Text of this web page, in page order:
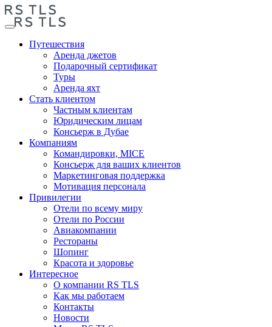
Путешествия
Аренда джетов
Подарочный сертификат
Туры
Аренда яхт
Стать клиентом
Частным клиентам
Юридическим лицам
Консьерж в Дубае
Компаниям
Командировки, MICE
Консьерж для ваших клиентов
Маркетинговая поддержка
Мотивация персонала
Привилегии
Отели по всему миру
Отели по России
Авиакомпании
Рестораны
Шопинг
Красота и здоровье
Интересное
О компании RS TLS
Как мы работаем
Контакты
Новости